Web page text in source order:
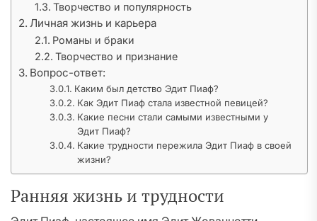
Творчество и популярность
Личная жизнь и карьера
Романы и браки
Творчество и признание
Вопрос-ответ:
Каким был детство Эдит Пиаф?
Как Эдит Пиаф стала известной певицей?
Какие песни стали самыми известными у
Эдит Пиаф?
Какие трудности пережила Эдит Пиаф в своей
жизни?
Ранняя жизнь и трудности